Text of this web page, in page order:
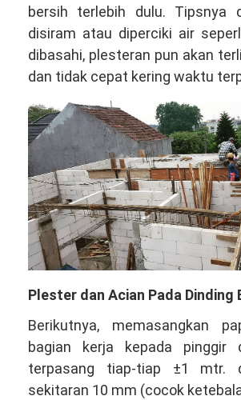
bersih terlebih dulu. Tipsnya
disiram atau diperciki air
dibasahi, plesteran pun akan
dan tidak cepat kering waktu
Plester dan Acian Pada Dinding
Berikutnya, memasangkan
bagian kerja kepada pinggir
terpasang tiap-tiap ±1 mtr.
sekitaran 10 mm (cocok